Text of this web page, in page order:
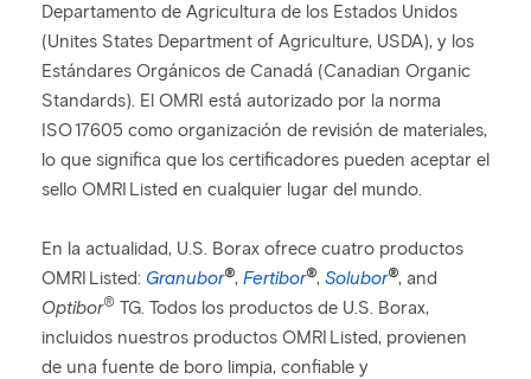
Departamento de Agricultura de los Estados Unidos
(Unites States Department of Agriculture, USDA), y los
Estándares Orgánicos de Canadá (Canadian Organic
Standards). El OMRI está autorizado por la norma
ISO 17605 como organización de revisión de materiales,
lo que significa que los certificadores pueden aceptar el
sello OMRI Listed en cualquier lugar del mundo.
En la actualidad, U.S. Borax ofrece cuatro productos
OMRI Listed: Granubor®, Fertibor®, Solubor®, and
Optibor® TG. Todos los productos de U.S. Borax,
incluidos nuestros productos OMRI Listed, provienen
de una fuente de boro limpia, confiable y